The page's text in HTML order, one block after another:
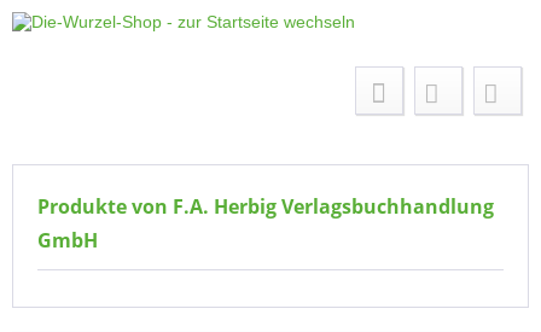
Produkte von F.A. Herbig Verlagsbuchhandlung
GmbH